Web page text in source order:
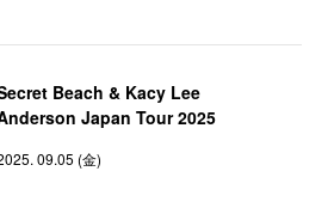
Beach & Kacy Lee
Japan Tour 2025
09.05 (金)